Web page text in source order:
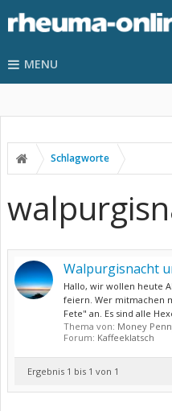
MENU
Schlagworte
Walpurgisnacht
Hallo, wir wollen heute
feiern. Wer mitmachen
Fete" an. Es sind alle
Thema von: Money
Forum: Kaffeeklatsch
Ergebnis 1 bis 1 von 1